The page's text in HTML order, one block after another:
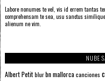
Labore nonumes te vel, vis id errem tantas
comprehensam te sea, usu sanctus
alienum ne vim.
NUBE
Albert Petitblurbn mallorcacanciones